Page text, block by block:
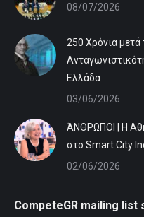
08/07/2026
250 Χρόνια μετά
Ελλάδα
03/06/2026
ΆΝΘΡΩΠΟΙ | Η
στο Smart City
02/06/2026
CompeteGR mailing list